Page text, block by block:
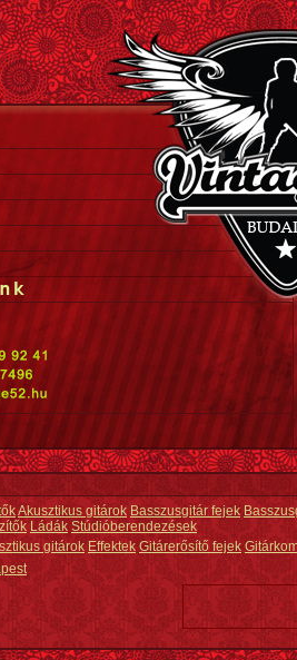
Akusztikus gitárok Basszusgitár fejek
Ládák Stúdióberendezések
gitárok Effektek Gitárerősítő fejek